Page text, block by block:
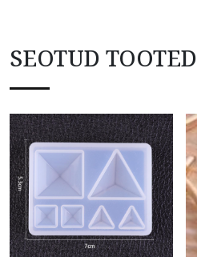
SEOTUD TOOTED